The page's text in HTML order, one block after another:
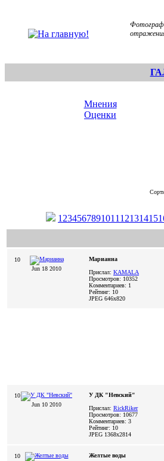
Мнения
Оценки
1 234567891011 12131415
10
Jun 18 2010
Марианна
Прислал: KAMALA
Просмотров: 10352
Комментариев: 1
Рейтинг: 10
JPEG 646x820
10
Jun 10 2010
У ДК "Невский"
Прислал: RickRiker
Просмотров: 10677
Комментариев: 3
Рейтинг: 10
JPEG 1368x2814
10
Желтые воды